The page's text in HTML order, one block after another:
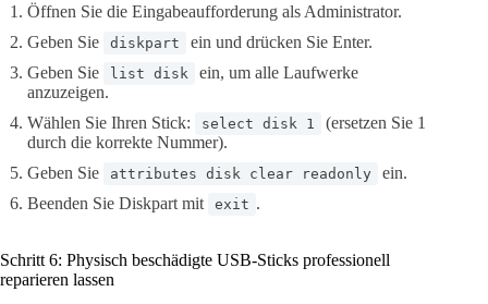
Öffnen Sie die Eingabeaufforderung als Administrator.
Geben Sie
diskpart
ein und drücken Sie Enter.
Geben Sie
list disk
ein, um alle Laufwerke
anzuzeigen.
Wählen Sie Ihren Stick:
select disk 1
(ersetzen Sie 1
durch die korrekte Nummer).
Geben Sie
attributes disk clear readonly
ein.
Beenden Sie Diskpart mit
exit .
Schritt 6: Physisch beschädigte USB-Sticks professionell
reparieren lassen